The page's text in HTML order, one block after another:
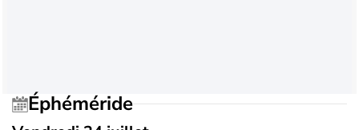
Éphéméride